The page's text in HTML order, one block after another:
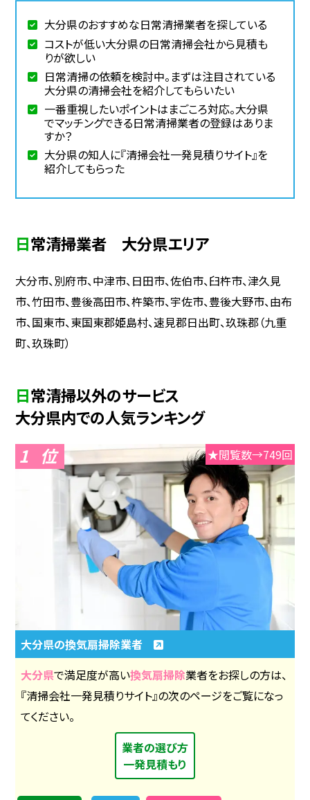
大分県のおすすめな日常清掃業者を探している
コストが低い大分県の日常清掃会社から見積も
りが欲しい
日常清掃の依頼を検討中。まずは注目されている
大分県の清掃会社を紹介してもらいたい
一番重視したいポイントはまごころ対応。大分県
でマッチングできる日常清掃業者の登録はありま
すか？
大分県の知人に『清掃会社一発見積りサイト』を
紹介してもらった
日常清掃業者 大分県エリア
大分市、別府市、中津市、日田市、佐伯市、臼杵市、津久見
市、竹田市、豊後高田市、杵築市、宇佐市、豊後大野市、由布
市、国東市、東国東郡姫島村、速見郡日出町、玖珠郡（九重
町、玖珠町）
日常清掃以外のサービス
大分県内での人気ランキング
1 ★閲覧数→749回
大分県の換気扇掃除業者
大分県で満足度が高い換気扇掃除業者をお探しの方は、
『清掃会社一発見積りサイト』の次のページをご覧になっ
てください。
業者の選び方
一発見積もり